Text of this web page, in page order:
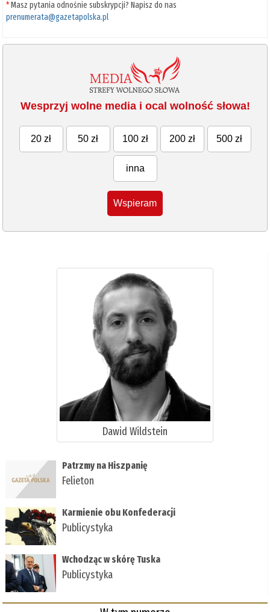
*Masz pytania odnośnie subskrypcji? Napisz do nas
prenumerata@gazetapolska.pl
Wesprzyj wolne media i ocal wolność słowa!
20 zł 50 zł 100 zł 200 zł 500 zł
inna
Wspieram
Dawid Wildstein
Patrzmy na Hiszpanię
Felieton
Karmienie obu Konfederacji
Publicystyka
Wchodząc w skórę Tuska
Publicystyka